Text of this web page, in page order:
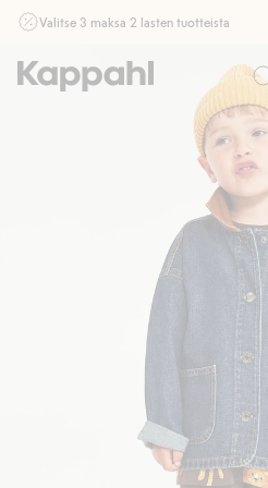
Valitse 3 maksa 2 lasten tuotteista
myymälässä ja verkossa. Ei voi yhdistää
Osta nyt